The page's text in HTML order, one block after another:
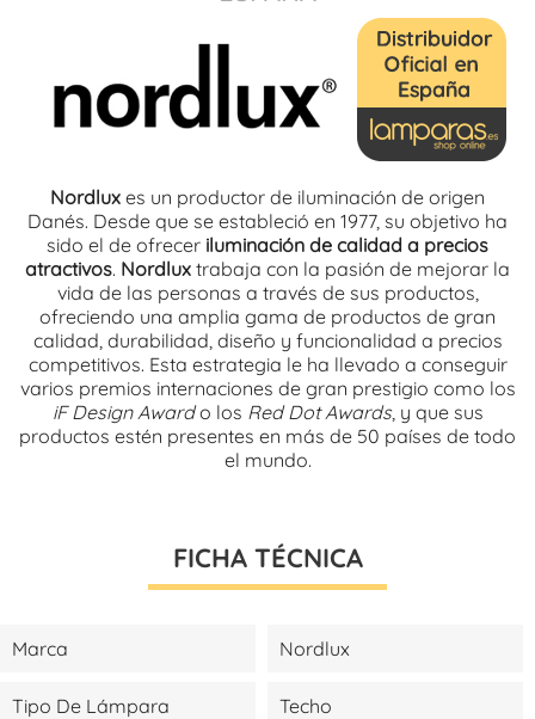
Nordlux es un productor de iluminación de origen
Danés. Desde que se estableció en 1977, su objetivo ha
sido el de ofrecer iluminación de calidad a precios
atractivos. Nordlux trabaja con la pasión de mejorar la
vida de las personas a través de sus productos,
ofreciendo una amplia gama de productos de gran
calidad, durabilidad, diseño y funcionalidad a precios
competitivos. Esta estrategia le ha llevado a conseguir
varios premios internaciones de gran prestigio como los
iF Design Awardo los Red Dot Awards, y que sus
productos estén presentes en más de 50 países de todo
el mundo.
FICHA TÉCNICA
Marca Nordlux
Tipo De Lámpara Techo